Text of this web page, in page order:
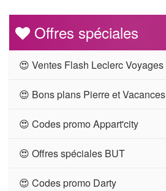
Offres spéciales
😍 Ventes Flash Leclerc Voyages
😍 Bons plans Pierre et Vacances
😍 Codes promo Appart'city
😍 Offres spéciales BUT
😍 Codes promo Darty